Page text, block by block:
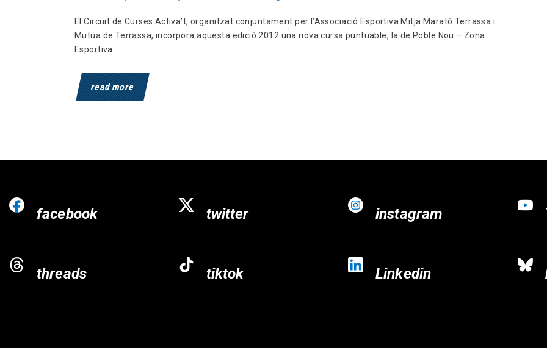
El Circuit de Curses Activa’t, organitzat conjuntament per l’Associació Esportiva Mitja Marató Terrassa i
Mutua de Terrassa, incorpora aquesta edició 2012 una nova cursa puntuable, la de Poble Nou – Zona
Esportiva.
read more
facebook twitter instagram
threads tiktok Linkedin